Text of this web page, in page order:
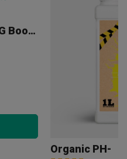
Tierra De Diatomeas 200 G Boom Nutrients
Organic PH-